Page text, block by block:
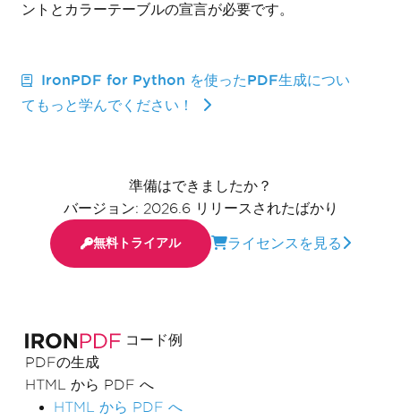
コード例
PDFの生成
HTML から PDF へ
HTML から PDF へ
ントとカラーテーブルの宣言が必要です。
IronPDF for Python を使ったPDF生成につい
てもっと学んでください！
準備はできましたか？
バージョン: 2026.6 リリースされたばかり
無料トライアル ライセンスを見る